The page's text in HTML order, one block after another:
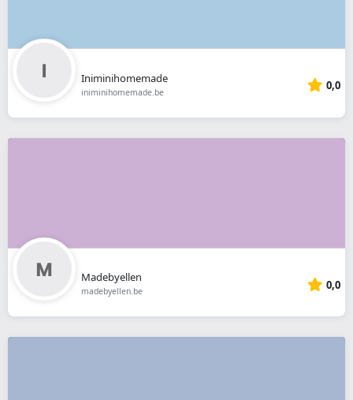
Iniminihomemade
iniminihomemade.be 0,0
Madebyellen
madebyellen.be 0,0